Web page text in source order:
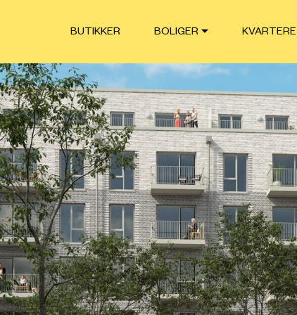
BUTIKKER BOLIGER